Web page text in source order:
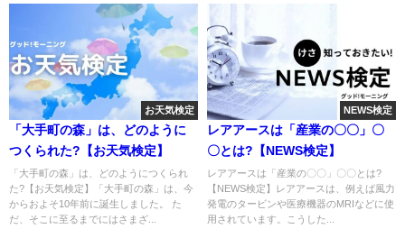
お天気検定
「大手町の森」は、どのように
つくられた?【お天気検定】
「大手町の森」は、どのようにつくられ
た?【お天気検定】「大手町の森」は、今
からおよそ10年前に誕生しました。 た
だ、そこに至るまでにはさまざ...
NEWS検定
レアアースは「産業の〇〇」〇
〇とは?【NEWS検定】
レアアースは「産業の〇〇」〇〇とは?
【NEWS検定】レアアースは、例えば風力
発電のタービンや医療機器のMRIなどに使
用されています。こうした...